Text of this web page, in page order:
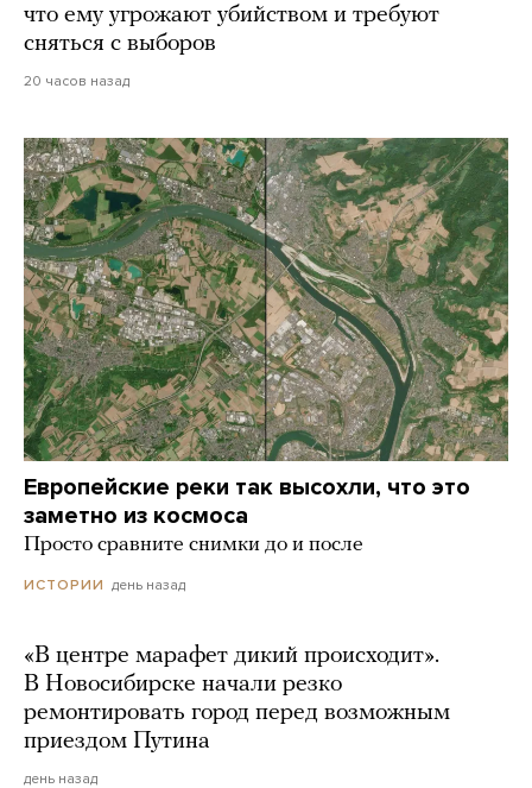
что ему угрожают убийством и требуют
сняться с выборов
20 часов назад
Европейские реки так высохли, что это
заметно из космоса
Просто сравните снимки до и после
ИСТОРИИ день назад
«В центре марафет дикий происходит».
В Новосибирске начали резко
ремонтировать город перед возможным
приездом Путина
день назад